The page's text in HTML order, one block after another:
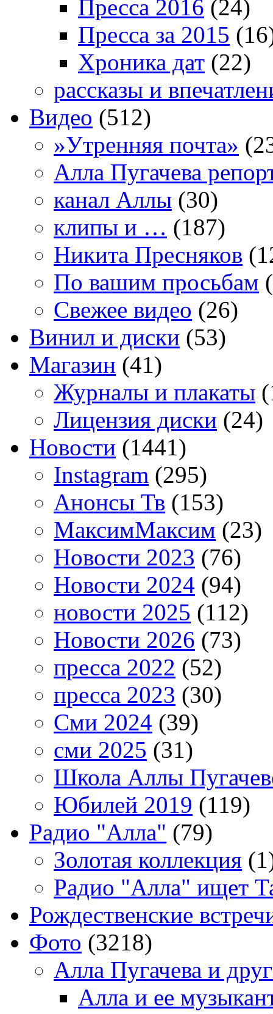
Пресса 2016 (24)
Пресса за 2015
Хроника дат (22)
рассказы и
Видео (512)
»Утренняя почта»
Алла Пугачева
канал Аллы (30)
клипы и … (187)
Никита Пресняков
По вашим просьбам
Свежее видео (26)
Винил и диски (53)
Магазин (41)
Журналы и плакаты
Лицензия диски (24)
Новости (1441)
Instagram (295)
Анонсы Тв (153)
МаксимМаксим (23)
Новости 2023 (76)
Новости 2024 (94)
новости 2025 (112)
Новости 2026 (73)
пресса 2022 (52)
пресса 2023 (30)
Сми 2024 (39)
сми 2025 (31)
Школа Аллы
Юбилей 2019 (119)
Радио "Алла" (79)
Золотая коллекция
Радио "Алла" ищет
Рождественские
Фото (3218)
Алла Пугачева и
Алла и ее